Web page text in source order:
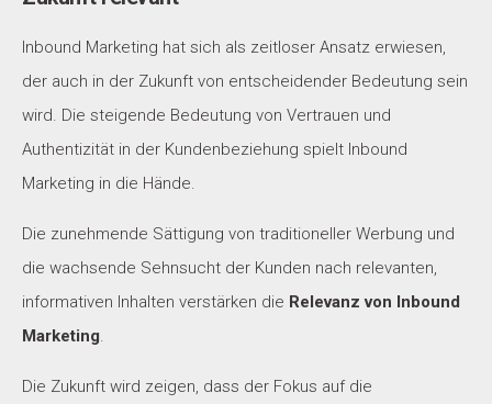
Inbound Marketing hat sich als zeitloser Ansatz erwiesen,
der auch in der Zukunft von entscheidender Bedeutung sein
wird. Die steigende Bedeutung von Vertrauen und
Authentizität in der Kundenbeziehung spielt Inbound
Marketing in die Hände.
Die zunehmende Sättigung von traditioneller Werbung und
die wachsende Sehnsucht der Kunden nach relevanten,
informativen Inhalten verstärken die Relevanz von Inbound
Marketing.
Die Zukunft wird zeigen, dass der Fokus auf die